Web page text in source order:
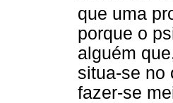
que uma
porque o
alguém
situa-se no
fazer-se